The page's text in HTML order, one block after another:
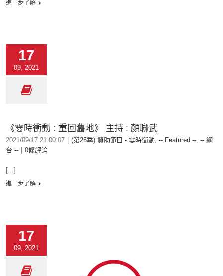
進一步了解
17
09, 2021
《霎時衝動 : 重回舊地》 主持 : 顏聯武
2021/09/17 21:00:07 (第25季) 贊助節目 - 霎時衝動, -- Featured --, -- 網
台 --
0條評論
[...]
進一步了解
17
09, 2021